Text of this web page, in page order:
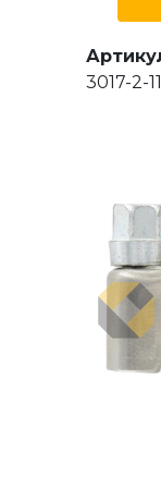
3017-2-